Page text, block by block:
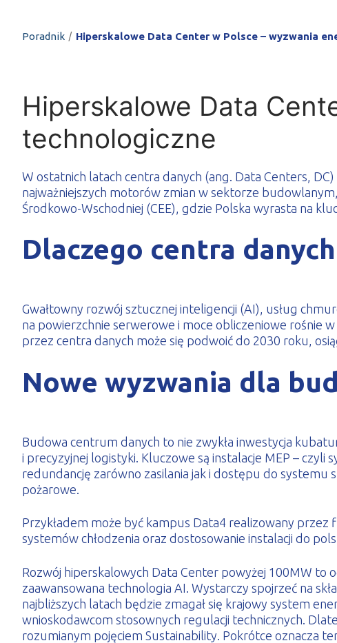
Poradnik / Hiperskalowe Data Center w Polsce – wyzwania
Hiperskalowe Data
technologiczne
W ostatnich latach centra danych (ang. Data Centers,
najważniejszych motorów zmian w sektorze
Środkowo-Wschodniej (CEE), gdzie Polska wyrasta na
Dlaczego centra
Gwałtowny rozwój sztucznej inteligencji (AI), usług
na powierzchnie serwerowe i moce obliczeniowe rośnie
przez centra danych może się podwoić do 2030 roku,
Nowe wyzwania dla
Budowa centrum danych to nie zwykła inwestycja
i precyzyjnej logistyki. Kluczowe są instalacje MEP –
redundancję zarówno zasilania jak i dostępu do systemu
pożarowe.
Przykładem może być kampus Data4 realizowany
systemów chłodzenia oraz dostosowanie instalacji do
Rozwój hiperskalowych Data Center powyżej 100MW to
zaawansowana technologia AI. Wystarczy spojrzeć na
najbliższych latach będzie zmagał się krajowy system
wnioskodawcom stosownych regulacji technicznych.
rozumianym pojęciem Sustainability. Pokrótce oznacza